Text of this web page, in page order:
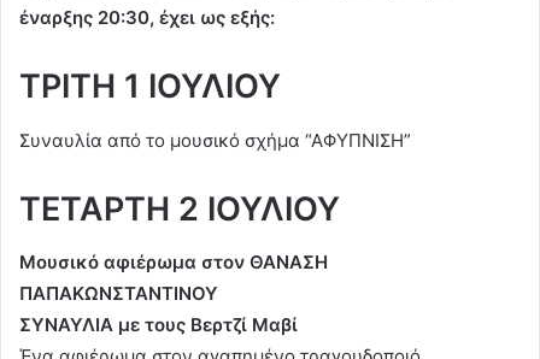
έναρξης 20:30, έχει ως εξής:
ΤΡΙΤΗ 1 ΙΟΥΛΙΟΥ
Συναυλία από το μουσικό σχήμα “ΑΦΥΠΝΙΣΗ”
ΤΕΤΑΡΤΗ 2 ΙΟΥΛΙΟΥ
Μουσικό αφιέρωμα στον ΘΑΝΑΣΗ
ΠΑΠΑΚΩΝΣΤΑΝΤΙΝΟΥ
ΣΥΝΑΥΛΙΑ με τους Βερτζί Μαβί